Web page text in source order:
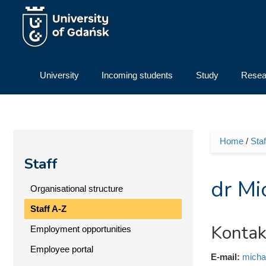
Skip to main content
University Incoming students Study
Staff
Organisational structure
Staff A-Z
Employment opportunities
Employee portal
You
Home/
dr
E-mail: